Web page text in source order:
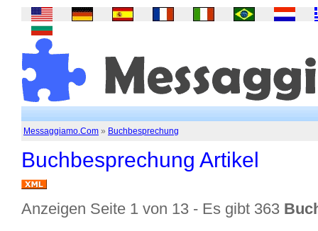
Messaggiamo.Com » Buchbesprechung
Buchbesprechung Artikel
Anzeigen Seite 1 von 13 - Es gibt 363